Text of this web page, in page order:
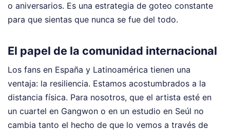
o aniversarios. Es una estrategia de goteo constante
para que sientas que nunca se fue del todo.
El papel de la comunidad internacional
Los fans en España y Latinoamérica tienen una
ventaja: la resiliencia. Estamos acostumbrados a la
distancia física. Para nosotros, que el artista esté en
un cuartel en Gangwon o en un estudio en Seúl no
cambia tanto el hecho de que lo vemos a través de